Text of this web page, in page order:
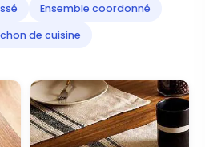
Ensemble coordonné
de cuisine